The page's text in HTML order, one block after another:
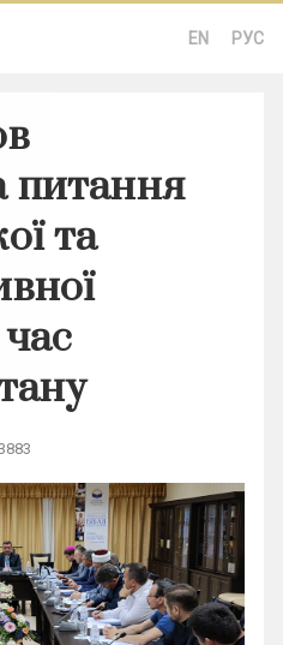
EN РУС
питання
та